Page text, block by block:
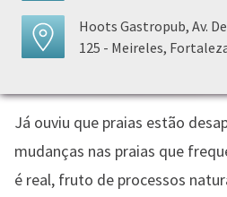
Hoots Gastropub, Av.
125 - Meireles,
Já ouviu que praias estão
mudanças nas praias que
é real, fruto de processos